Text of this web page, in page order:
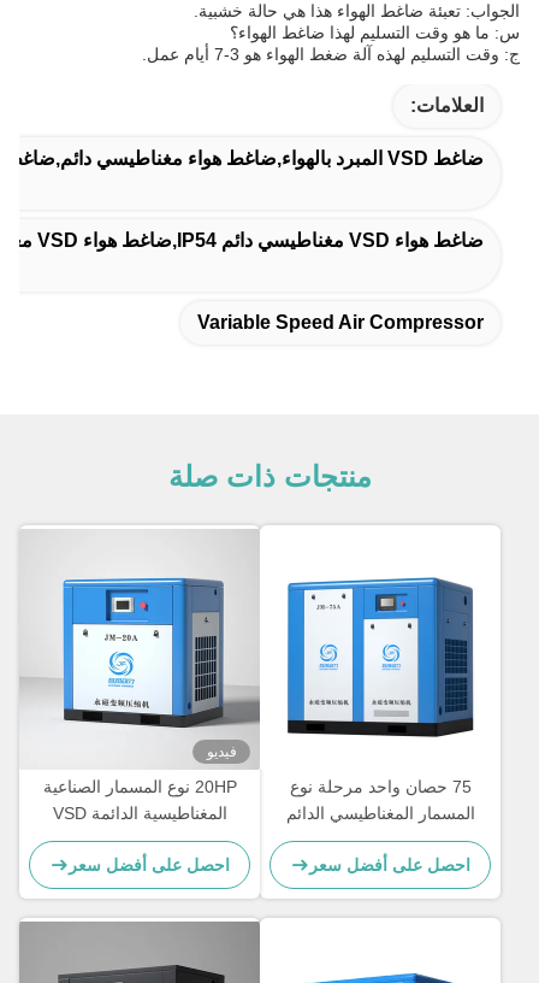
الجواب: تعبئة ضاغط الهواء هذا هي حالة خشبية.
س: ما هو وقت التسليم لهذا ضاغط الهواء؟
ج: وقت التسليم لهذه آلة ضغط الهواء هو 3-7 أيام عمل.
العلامات:
ضاغط VSD المبرد بالهواء,ضاغط هواء مغناطيسي دائم,ضاغط هواء متغير السرعة
ضاغط هواء VSD مغناطيسي دائم IP54,ضاغط هواء VSD مغناطيسي دائم 15KW,آلة ضاغطة المسمار المبردة بالهواء
Variable Speed Air Compressor
منتجات ذات صلة
75 حصان واحد مرحلة نوع
المسمار المغناطيسي الدائم
VSD ضاغط الهواء 55 كيلوواط
احصل على أفضل سعر
فيديو
20HP نوع المسمار الصناعية
المغناطيسية الدائمة VSD
ضاغط الهواء 15kw الهواء تبريد
احصل على أفضل سعر